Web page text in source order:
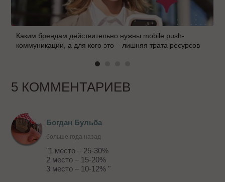
Каким брендам действительно нужны mobile push-
коммуникации, а для кого это – лишняя трата ресурсов
5 КОММЕНТАРИЕВ
Богдан Бульба
больше года назад
"1 место – 25-30%
2 место – 15-20%
3 место – 10-12% "